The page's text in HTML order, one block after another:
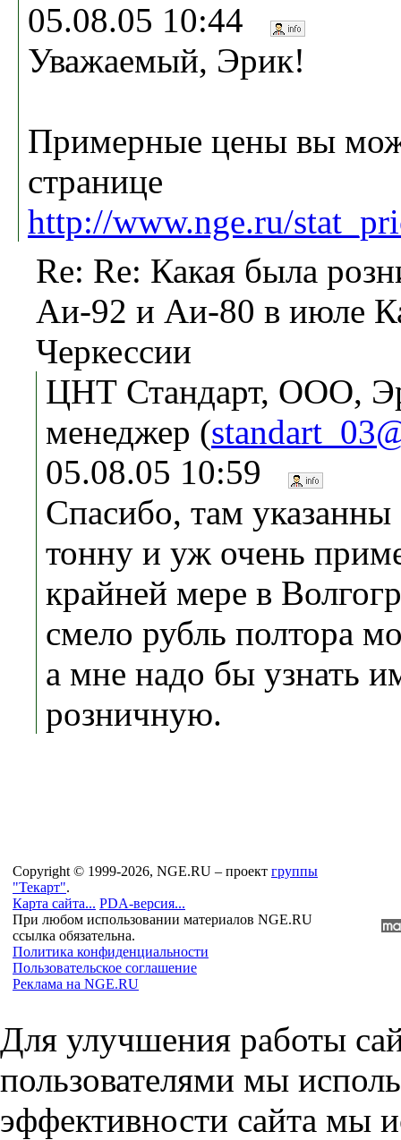
05.08.05 10:44
Уважаемый, Эрик!
Примерные цены вы
странице
http://www.nge.ru/
Re: Re: Какая была
Аи-92 и Аи-80 в июле
Черкессии
ЦНТ Стандарт, ООО,
менеджер (
05.08.05 10:59
Спасибо, там
тонну и уж очень
крайней мере в
смело рубль полтора
а мне надо бы узнать
розничную.
Copyright © 1999-2026, NGE.RU – проект группы
"Текарт".
Карта сайта... PDA-версия...
При любом использовании материалов NGE.RU
ссылка обязательна.
Политика конфиденциальности
Пользовательское соглашение
Реклама на NGE.RU
Для улучшения работы
пользователями мы
эффективности сайта мы